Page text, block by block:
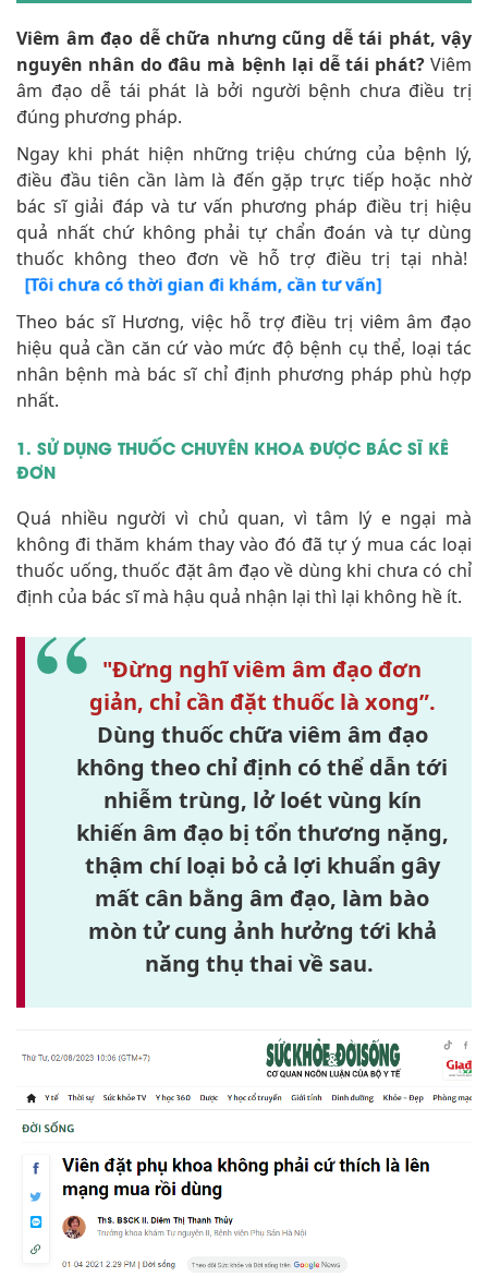
đúng phương pháp.
Ngay khi phát hiện những triệu chứng của bệnh lý,
điều đầu tiên cần làm là đến gặp trực tiếp hoặc nhờ
bác sĩ giải đáp và tư vấn phương pháp điều trị hiệu
quả nhất chứ không phải tự chẩn đoán và tự dùng
thuốc không theo đơn về hỗ trợ điều trị tại nhà!
[Tôi chưa có thời gian đi khám, cần tư vấn]
Theo bác sĩ Hương, việc hỗ trợ điều trị viêm âm đạo
hiệu quả cần căn cứ vào mức độ bệnh cụ thể, loại tác
nhân bệnh mà bác sĩ chỉ định phương pháp phù hợp
nhất.
1. SỬ DỤNG THUỐC CHUYÊN KHOA ĐƯỢC BÁC SĨ KÊ
ĐƠN
Quá nhiều người vì chủ quan, vì tâm lý e ngại mà
không đi thăm khám thay vào đó đã tự ý mua các loại
định của bác sĩ mà hậu quả nhận lại thì lại không hề ít.
"Đừng nghĩ viêm âm đạo đơn
Dùng thuốc chữa viêm âm đạo
không theo chỉ định có thể dẫn tới
nhiễm trùng, lở loét vùng kín
khiến âm đạo bị tổn thương nặng,
thậm chí loại bỏ cả lợi khuẩn gây
mất cân bằng âm đạo, làm bào
mòn tử cung ảnh hưởng tới khả
năng thụ thai về sau.